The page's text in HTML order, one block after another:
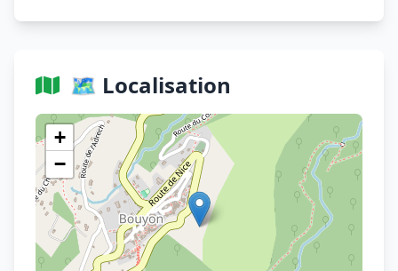
🗺️ Localisation
+
−
Voir sur OpenStreetMap